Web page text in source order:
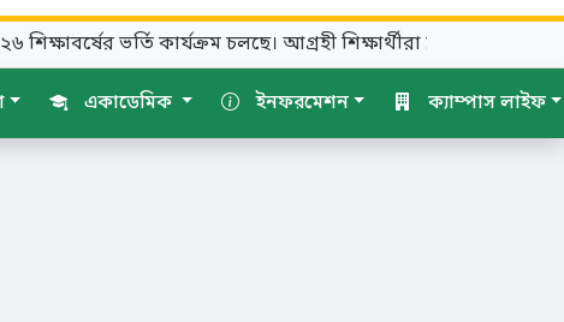
ভর্তি কার্যক্রম চলছে। আগ্রহী শিক্ষার্থীরা দ্রুত আবেদন করুন!
একাডেমিক ইনফরমেশন ক্যাম্পাস লাইফ